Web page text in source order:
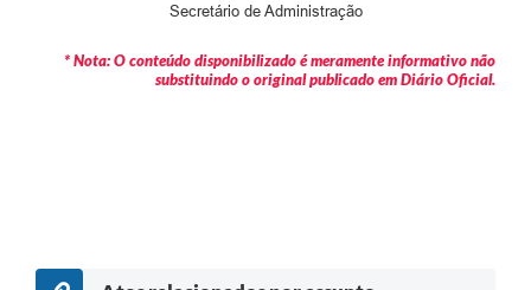
Secretário de Administração
* Nota: O conteúdo disponibilizado é meramente informativo não
substituindo o original publicado em Diário Oficial.